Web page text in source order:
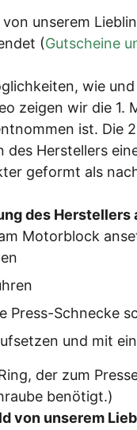
unse­rem
(Gut­schei­ne
wie
zei­gen wir die 1.
ist. Die
Her­stel­lers
geformt als
des Her­stel­lers
Motor­block
Press-Schne­cke
und mit
der zum
benötigt.)
von unse­rem